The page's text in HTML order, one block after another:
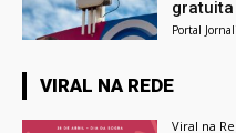
gratuita
Portal
VIRAL NA REDE
Viral na